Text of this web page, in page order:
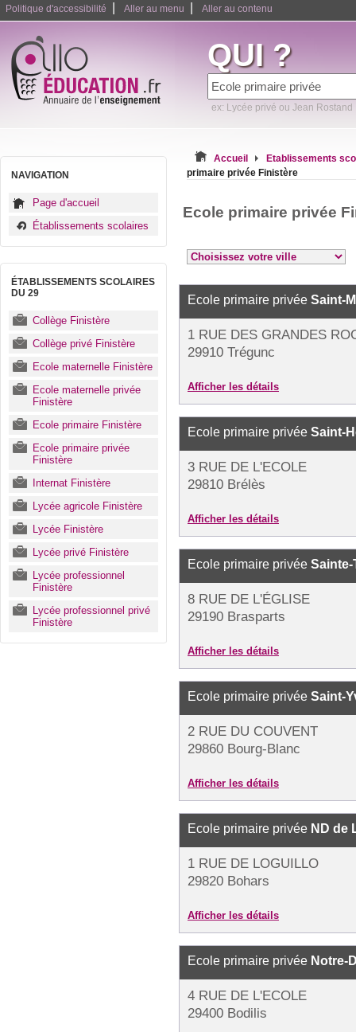
Politique d'accessibilité Aller au menu Aller au contenu
QUI ?
ex: Lycée privé ou Jean Rostand
NAVIGATION
Page d'accueil
Établissements scolaires
ÉTABLISSEMENTS SCOLAIRES
DU 29
Collège Finistère
Collège privé Finistère
Ecole maternelle Finistère
Ecole maternelle privée
Finistère
Ecole primaire Finistère
Ecole primaire privée
Finistère
Internat Finistère
Lycée agricole Finistère
Lycée Finistère
Lycée privé Finistère
Lycée professionnel
Finistère
Lycée professionnel privé
Finistère
Accueil
Etablissements
primaire privée Finistère
Ecole primaire privée
Ecole primaire privée Saint-
1 RUE DES GRANDES
29910 Trégunc
Afficher les détails
Ecole primaire privée Saint-
3 RUE DE L'ECOLE
29810 Brélès
Afficher les détails
Ecole primaire privée
8 RUE DE L'ÉGLISE
29190 Brasparts
Afficher les détails
Ecole primaire privée Saint-
2 RUE DU COUVENT
29860 Bourg-Blanc
Afficher les détails
Ecole primaire privée ND de
1 RUE DE LOGUILLO
29820 Bohars
Afficher les détails
Ecole primaire privée Notre-
4 RUE DE L'ECOLE
29400 Bodilis